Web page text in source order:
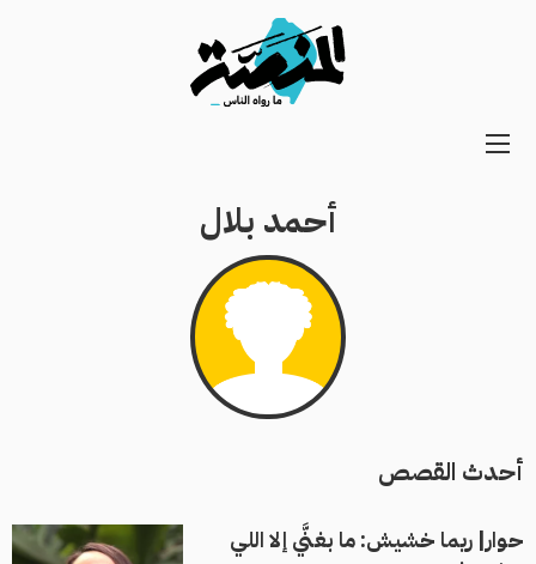
Main
أحمد بلال
أحدث القصص
حوار| ريما خشيش: ما بغنَّي إلا اللي